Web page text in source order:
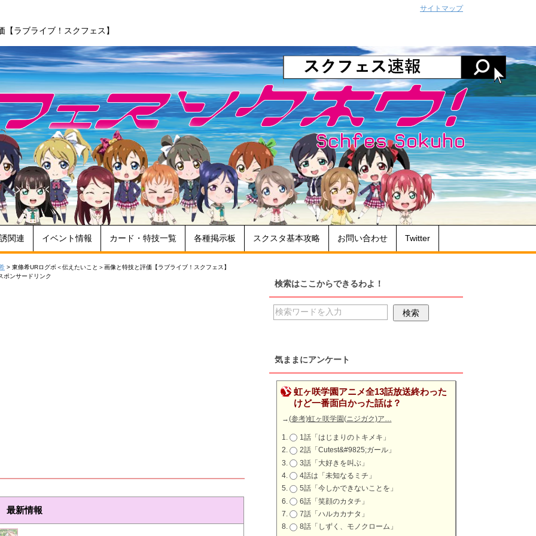
ラブライブ！スクフェス】
関連 イベント情報 カード・特技一覧 各種掲示板 スクスタ基本攻略 お問い合わせ Twitter
> 東條希URログボ＜伝えたいこと＞画像と特技と評価【ラブライブ！スクフェス】
ポンサードリンク
最新情報
検索はここからできるわよ！
気ままにアンケート
虹ヶ咲学園アニメ全13話放送終わった
けど一番面白かった話は？
→(参考)虹ヶ咲学園(ニジガク)ア…
1話「はじまりのトキメキ」
2話「Cutest&#9825;ガール」
3話「大好きを叫ぶ」
4話は「未知なるミチ」
5話「今しかできないことを」
6話「笑顔のカタチ」
7話「ハルカカナタ」
8話「しずく、モノクローム」
サイトマップ